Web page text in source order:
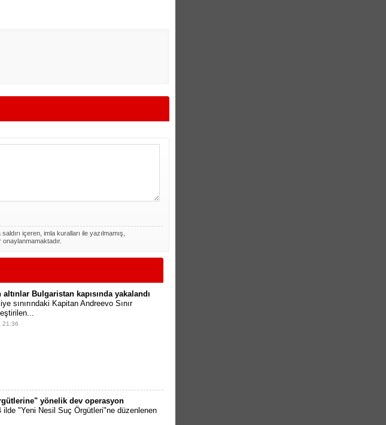
içeren, imla kuralları ile yazılmamış,
altınlar Bulgaristan kapısında yakalandı
sınırındaki Kapitan Andreevo Sınır
21:36
yönelik dev operasyon
ilde "Yeni Nesil Suç Örgütleri"ne düzenlenen